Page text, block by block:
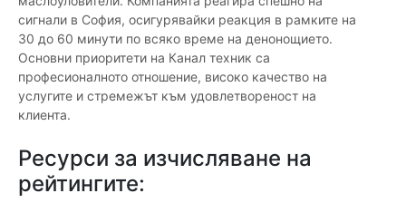
сигнали в София, осигурявайки реакция в рамките на
30 до 60 минути по всяко време на денонощието.
Основни приоритети на Канал техник са
професионалното отношение, високо качество на
услугите и стремежът към удовлетвореност на
клиента.
Ресурси за изчисляване на
рейтингите: